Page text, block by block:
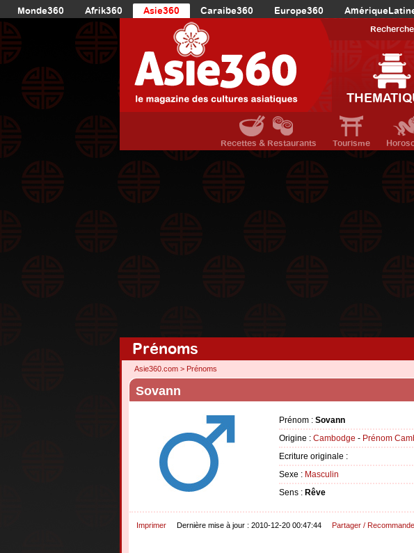
Monde360 Afrik360 Asie360 Caraibe360 Europe360
Recettes & Restaurants Tourisme
Prénoms
Asie360.com > Prénoms
Sovann
Prénom : Sovann
Origine : Cambodge - Prénom
Ecriture originale :
Sexe : Masculin
Sens : Rêve
Imprimer Dernière mise à jour : 2010-12-20 00:47:44 Partager /